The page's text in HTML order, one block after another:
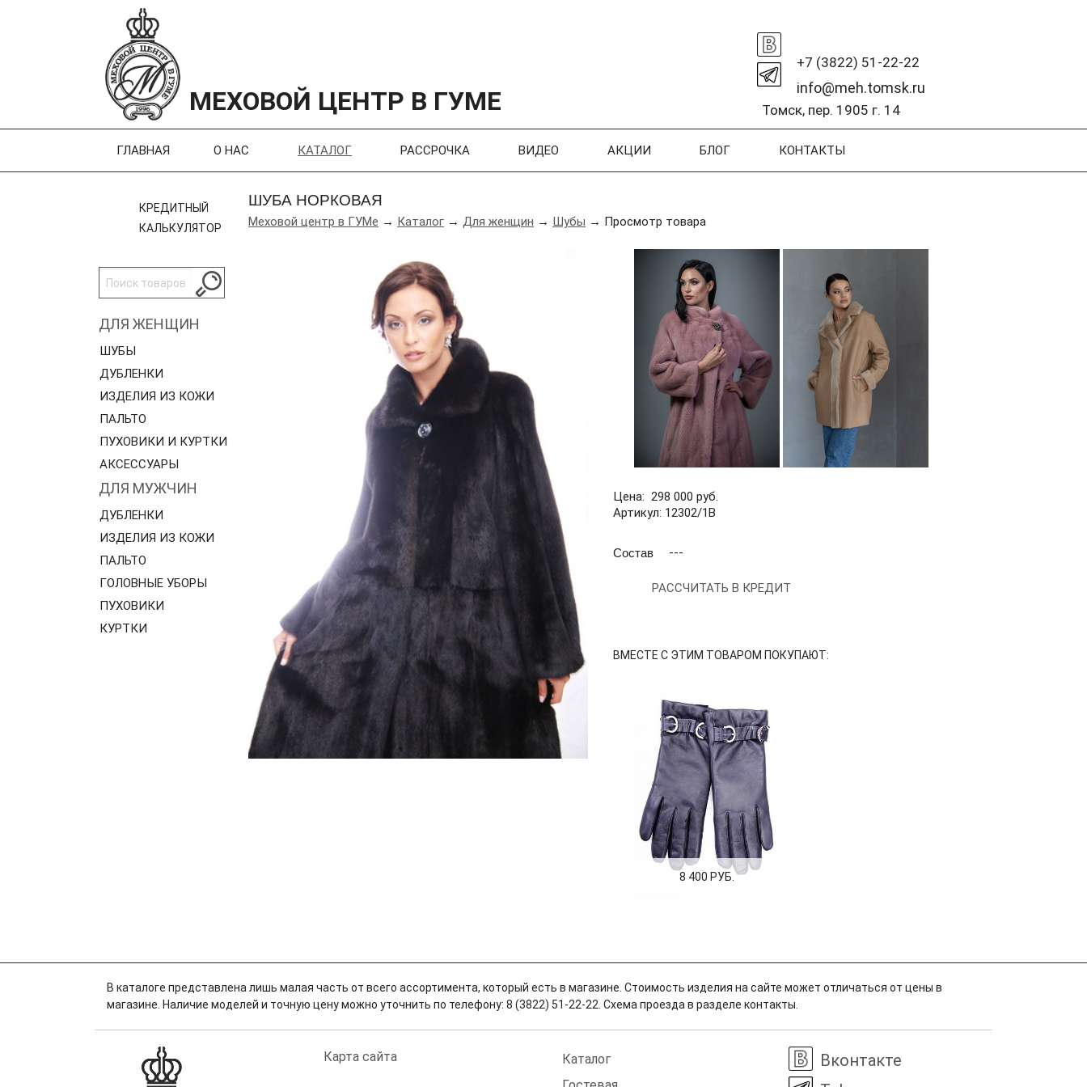
МЕХОВОЙ ЦЕНТР В ГУМЕ
+7 (3822) 51-22-22
info@meh.tomsk.ru
Томск, пер. 1905 г. 14
ГЛАВНАЯ О НАС КАТАЛОГ РАССРОЧКА ВИДЕО АКЦИИ БЛОГ КОНТАКТЫ
КРЕДИТНЫЙ
КАЛЬКУЛЯТОР
ДЛЯ ЖЕНЩИН
ШУБЫ
ДУБЛЕНКИ
ИЗДЕЛИЯ ИЗ КОЖИ
ПАЛЬТО
ПУХОВИКИ И КУРТКИ
АКСЕССУАРЫ
ДЛЯ МУЖЧИН
ДУБЛЕНКИ
ИЗДЕЛИЯ ИЗ КОЖИ
ПАЛЬТО
ГОЛОВНЫЕ УБОРЫ
ПУХОВИКИ
КУРТКИ
ШУБА НОРКОВАЯ
Меховой центр в ГУМе → Каталог →Для женщин → Шубы → Просмотр товара
Цена: 298 000 руб.
Артикул: 12302/1В
Состав ---
РАССЧИТАТЬ В КРЕДИТ
ВМЕСТЕ С ЭТИМ ТОВАРОМ ПОКУПАЮТ:
8 400 РУБ.
В каталоге представлена лишь малая часть от всего ассортимента, который есть в магазине. Стоимость изделия на сайте может отличаться от цены в
магазине. Наличие моделей и точную цену можно уточнить по телефону: 8 (3822) 51-22-22. Схема проезда в разделе контакты.
Карта сайта
Каталог
Вконтакте